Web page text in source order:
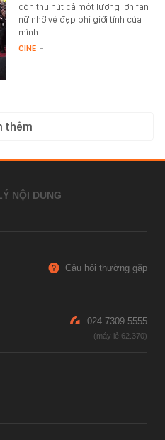
còn thu hút cả một lượng lớn fan
nữ nhờ vẻ đẹp phi giới tính của
mình.
CINE -
thêm
NỘI DUNG
Câu hỏi thường gặp
024 7309 5555